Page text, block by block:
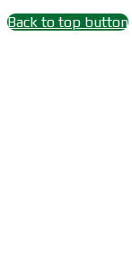
Back to top button